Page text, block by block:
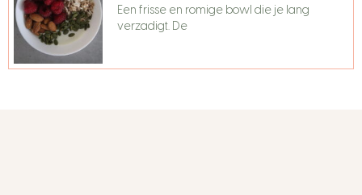
Een frisse en romige bowl die je lang
verzadigt. De